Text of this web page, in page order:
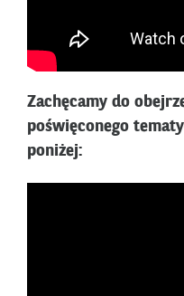
Zachęcamy do
poświęconego
poniżej: